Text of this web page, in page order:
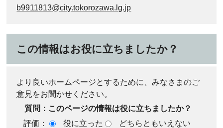
b9911813@city.tokorozawa.lg.jp
この情報はお役に立ちましたか？
より良いホームページとするために、みなさまのご
意見をお聞かせください。
質問：このページの情報は役に立ちましたか？
評価：
役に立った
どちらともいえない